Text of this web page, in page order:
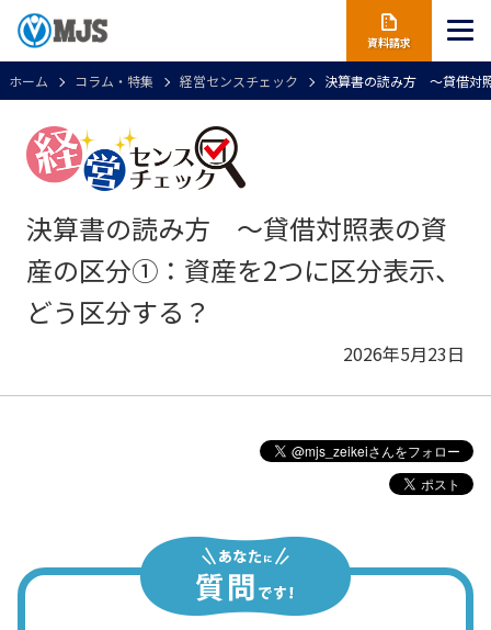
資料請求
ホーム コラム・特集 経営センスチェック 決算書の読み方 ～貸借対
決算書の読み方 ～貸借対照表の資
産の区分①：資産を2つに区分表示、
どう区分する？
2026年5月23日